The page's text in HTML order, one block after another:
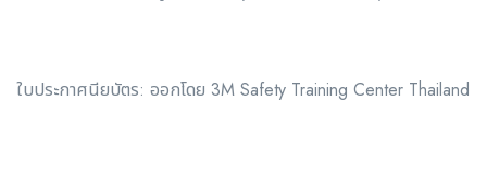
ใบประกาศนียบัตร: ออกโดย 3M Safety Training Center Thailand